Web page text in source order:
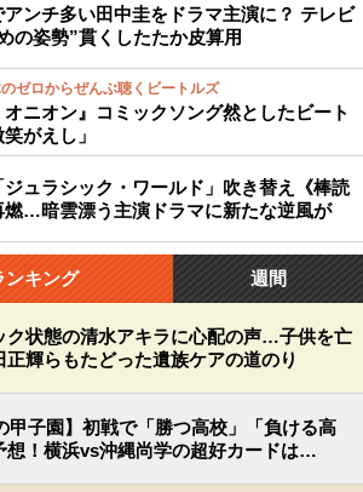
ンチ多い田中圭をドラマ主演に？ テレビ
の姿勢”貫くしたたか皮算用
ゼロからぜんぶ聴くビートルズ
オニオン』コミックソング然としたビート
がえし」
ュラシック・ワールド」吹き替え《棒読
燃…暗雲漂う主演ドラマに新たな逆風が
ンキング 週間
ク状態の清水アキラに心配の声…子供を亡
正輝らもたどった遺族ケアの道のり
甲子園】初戦で「勝つ高校」「負ける高
想！横浜vs沖縄尚学の超好カードは…